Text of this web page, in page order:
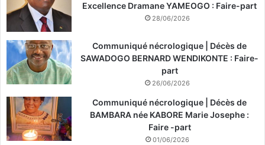
Excellence Dramane YAMEOGO : Faire-part
28/06/2026
Communiqué nécrologique | Décès de
SAWADOGO BERNARD WENDIKONTE : Faire-
part
26/06/2026
Communiqué nécrologique | Décès de
BAMBARA née KABORE Marie Josephe :
Faire -part
01/06/2026